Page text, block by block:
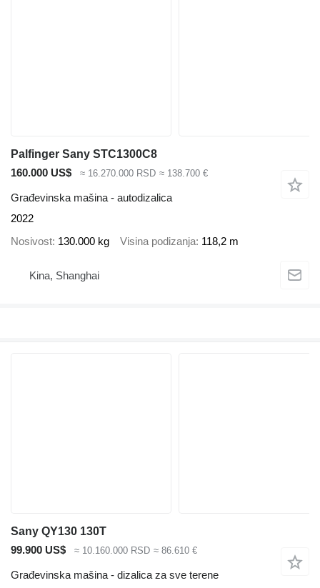
Palfinger Sany STC1300C8
160.000 US$
≈ 16.270.000 RSD ≈ 138.700 €
Građevinska mašina - autodizalica
2022
Nosivost 130.000 kg Visina podizanja 118,2 m
Kina, Shanghai
Sany QY130 130T
99.900 US$
≈ 10.160.000 RSD ≈ 86.610 €
Građevinska mašina - dizalica za sve terene